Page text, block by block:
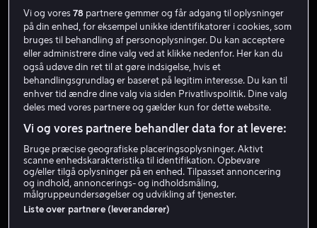
Joel Hopkins
Instruktør
Vi og vores78 partnere gemmer og får adgang til oplysninger
på din enhed, for eksempel unikke identifikatorer i cookies, som
bruges til behandling af personoplysninger. Du kan acceptere
eller administrere dine valg ved at klikke nedenfor. Her kan du
også udøve din ret til at gøre indsigelse, hvis et
behandlingsgrundlag er baseret på legitim interesse. Du kan til
enhver tid ændre dine valg via siden Privatlivspolitik. Dine valg
deles med vores partnere og gælder kun for dette website.
Vi og vores partnere behandler data for at levere:
Bruge præcise geografiske placeringsoplysninger. Aktivt
scanne enhedskarakteristika til identifikation. Opbevare
og/eller tilgå oplysninger på en enhed. Tilpasset annoncering
og indhold, annoncerings- og indholdsmåling,
målgruppeundersøgelser og udvikling af tjenester.
Liste over partnere (leverandører)